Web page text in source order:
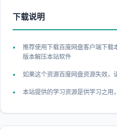
下载说明
推荐使用下载百度网盘客户端下载
版本解压本站软件
如果这个资源百度网盘资源失效
本站提供的学习资源是供学习之用